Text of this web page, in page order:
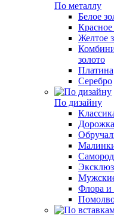
По металлу
Белое
Красное
Желтое
золото
Платина
Серебро
По дизайну
Дорожка
Флора и